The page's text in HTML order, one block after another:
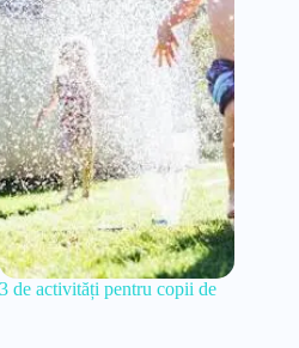
de activități pentru copii de